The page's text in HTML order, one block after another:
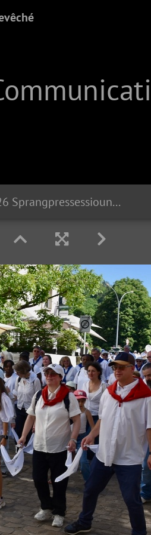
20260526 Sprangpressessioun Echternach DSC 1403